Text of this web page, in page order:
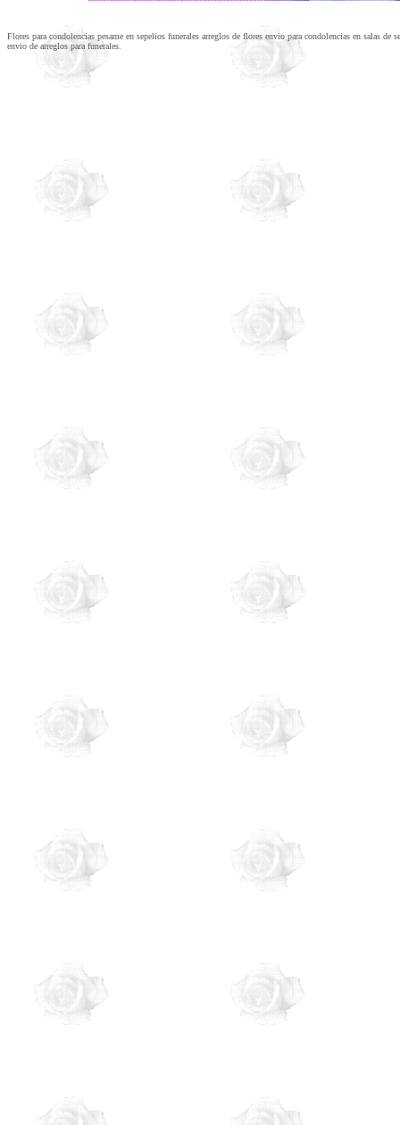
Flores para condolencias pesame en sepelios funerales arreglos de flores envio para condolencias en salas
envio de arreglos para funerales.